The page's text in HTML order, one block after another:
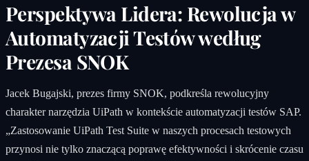
Perspektywa Lidera: Rewolucja w
Automatyzacji Testów według
Prezesa SNOK
Jacek Bugajski, prezes firmy SNOK, podkreśla rewolucyjny
charakter narzędzia UiPath w kontekście automatyzacji testów SAP.
„Zastosowanie UiPath Test Suite w naszych procesach testowych
przynosi nie tylko znaczącą poprawę efektywności i skrócenie czasu